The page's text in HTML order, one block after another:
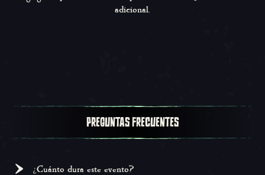
adicional.
PREGUNTAS FRECUENTES
¿Cuánto dura este evento?